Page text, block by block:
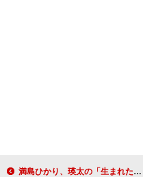
満島ひかり、瑛太の「生まれたてのような顔がすてき」 ドラマ「それでも、生きてゆく」で共演